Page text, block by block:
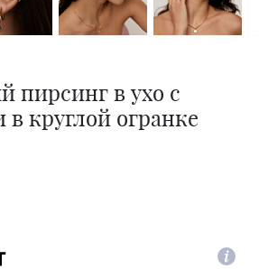
пирсинг в ухо с
круглой огранке